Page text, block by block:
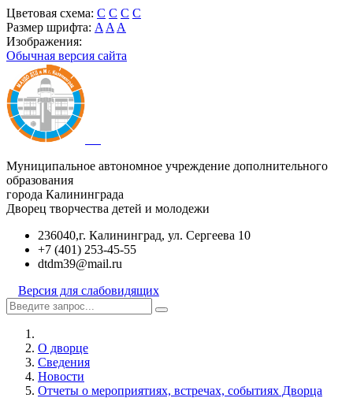
Цветовая схема: C C C C
Размер шрифта: A A A
Изображения:
Обычная версия сайта
Муниципальное автономное учреждение дополнительного
образования
города Калининграда
Дворец творчества детей и молодежи
236040,г. Калининград, ул. Сергеева 10
+7 (401) 253-45-55
dtdm39@mail.ru
Версия для слабовидящих
О дворце
Сведения
Новости
Отчеты о мероприятиях, встречах, событиях Дворца